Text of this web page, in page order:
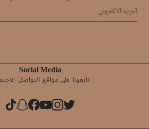
Social Media
تابعونا على مواقع التواصل الاجتماعي